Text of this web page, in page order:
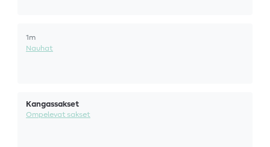
1m
Nauhat
Kangassakset
Ompelevat sakset